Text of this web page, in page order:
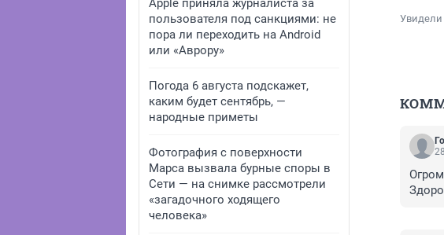
Apple приняла журналиста за
пользователя под санкциями: не
пора ли переходить на Android
или «Аврору»
Погода 6 августа подскажет,
каким будет сентябрь, —
народные приметы
Фотография с поверхности
Марса вызвала бурные споры в
Сети — на снимке рассмотрели
«загадочного ходящего
человека»
Увидели